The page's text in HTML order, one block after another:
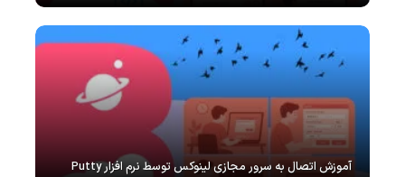
آموزش اتصال به سرور مجازی لینوکس توسط نرم افزار Putty